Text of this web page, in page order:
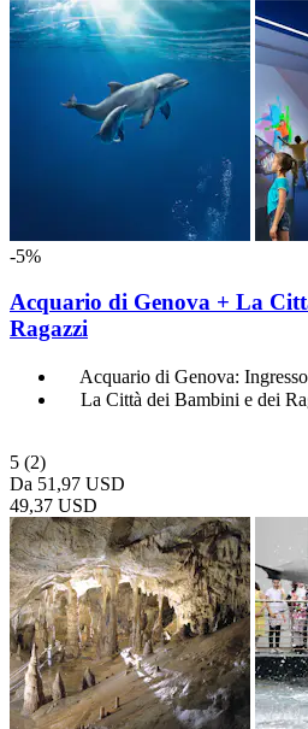
-5%
Acquario di Genova + La
Ragazzi
Acquario di Genova:
La Città dei Bambini e dei
5 (2)
Da 51,97 USD
49,37 USD